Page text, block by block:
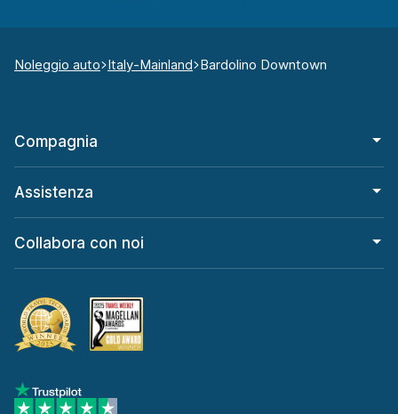
Noleggio auto Italy-Mainland Bardolino Downtown
Compagnia
Assistenza
Collabora con noi